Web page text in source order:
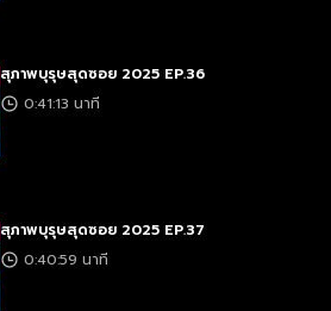
สุภาพบุรุษสุดซอย 2025 EP.36
0:41:13 นาที
สุภาพบุรุษสุดซอย 2025 EP.37
0:40:59 นาที